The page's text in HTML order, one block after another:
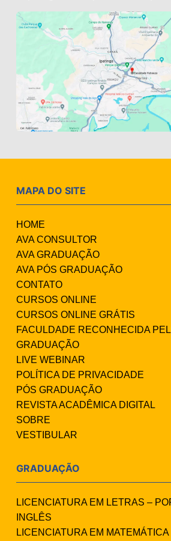
MAPA DO SITE
HOME
AVA CONSULTOR
AVA GRADUAÇÃO
AVA PÓS GRADUAÇÃO
CONTATO
CURSOS ONLINE
CURSOS ONLINE GRÁTIS
FACULDADE RECONHECIDA
GRADUAÇÃO
LIVE WEBINAR
POLÍTICA DE PRIVACIDADE
PÓS GRADUAÇÃO
REVISTA ACADÊMICA DIGITAL
SOBRE
VESTIBULAR
GRADUAÇÃO
LICENCIATURA EM LETRAS –
INGLÊS
LICENCIATURA EM MATEMÁTICA